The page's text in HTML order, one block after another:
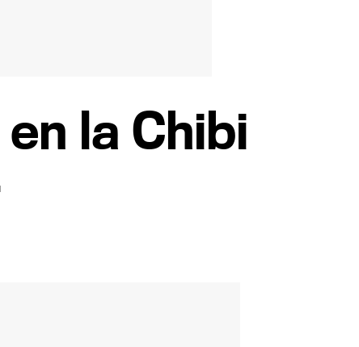
la Chibi